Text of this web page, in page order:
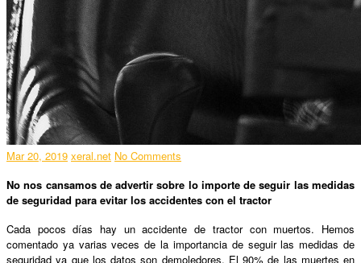
Mar 20, 2019 xeral.net No Comments
No nos cansamos de advertir sobre lo importe de seguir las medidas
de seguridad para evitar los accidentes con el tractor
Cada pocos días hay un accidente de tractor con muertos. Hemos
comentado ya varias veces de la importancia de seguir las medidas de
seguridad ya que los datos son demoledores. El 90% de las muertes en